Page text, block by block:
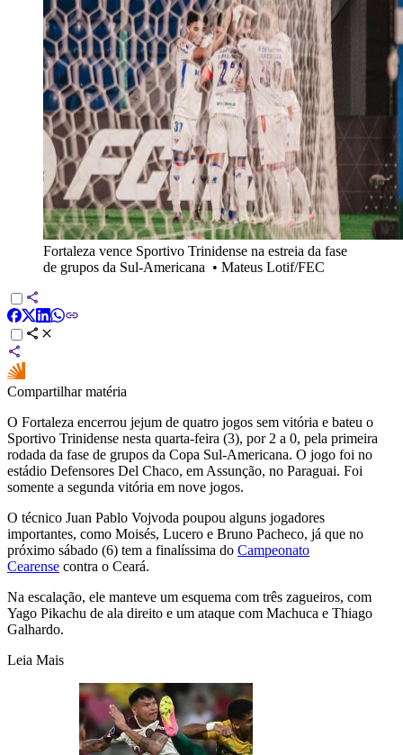
Fortaleza vence Sportivo Trinidense na estreia da fase
de grupos da Sul-Americana • Mateus Lotif/FEC
Compartilhar matéria
O Fortaleza encerrou jejum de quatro jogos sem vitória e bateu o
Sportivo Trinidense nesta quarta-feira (3), por 2 a 0, pela primeira
rodada da fase de grupos da Copa Sul-Americana. O jogo foi no
estádio Defensores Del Chaco, em Assunção, no Paraguai. Foi
somente a segunda vitória em nove jogos.
O técnico Juan Pablo Vojvoda poupou alguns jogadores
importantes, como Moisés, Lucero e Bruno Pacheco, já que no
próximo sábado (6) tem a finalíssima do Campeonato
Cearense contra o Ceará.
Na escalação, ele manteve um esquema com três zagueiros, com
Yago Pikachu de ala direito e um ataque com Machuca e Thiago
Galhardo.
Leia Mais